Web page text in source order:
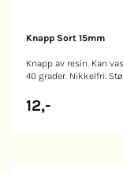
Knapp Sort 15mm
Knapp av resin. Kan
40 grader. Nikkelfri. Størrelse:
12,-